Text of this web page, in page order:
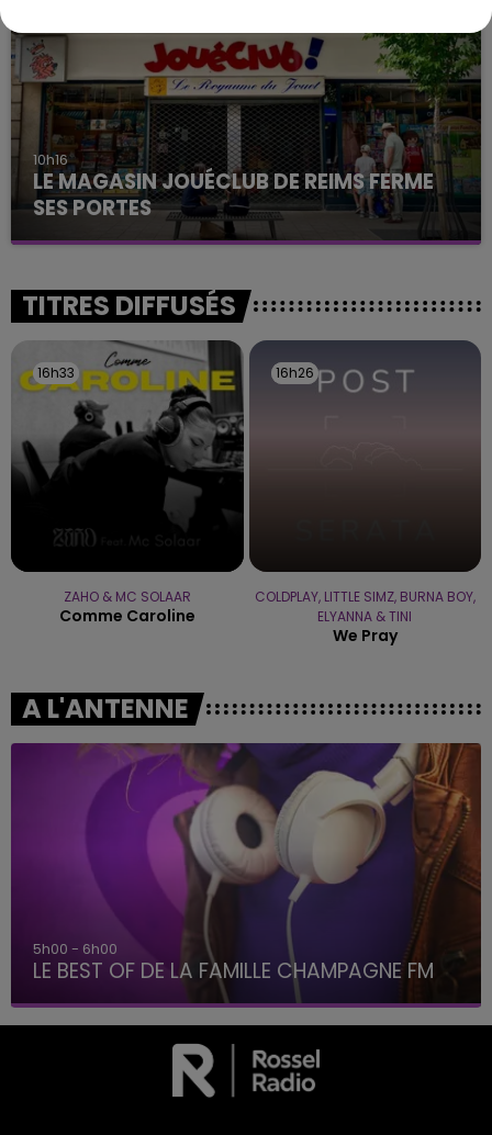
présente.
10h16
LE MAGASIN JOUÉCLUB DE REIMS FERME
SES PORTES
C'était l'une des institutions du centre-ville
fermer ses portes.
TITRES DIFFUSÉS
16h33
16h33
ZAHO & MC SOLAAR
Comme Caroline
16h26
16h26
COLDPLAY, LITTLE SIMZ, BURNA BOY,
ELYANNA & TINI
We Pray
A L'ANTENNE
5h00 - 6h00
LE BEST OF DE LA FAMILLE CHAMPAGNE FM